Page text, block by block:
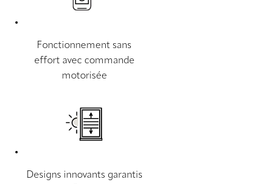
Fonctionnement sans
effort avec commande
motorisée
Designs innovants garantis